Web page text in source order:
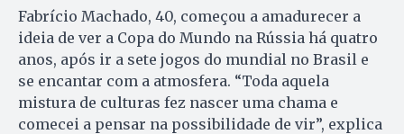
Fabrício Machado, 40, começou a amadurecer a
ideia de ver a Copa do Mundo na Rússia há quatro
anos, após ir a sete jogos do mundial no Brasil e
se encantar com a atmosfera. “Toda aquela
mistura de culturas fez nascer uma chama e
comecei a pensar na possibilidade de vir”, explica